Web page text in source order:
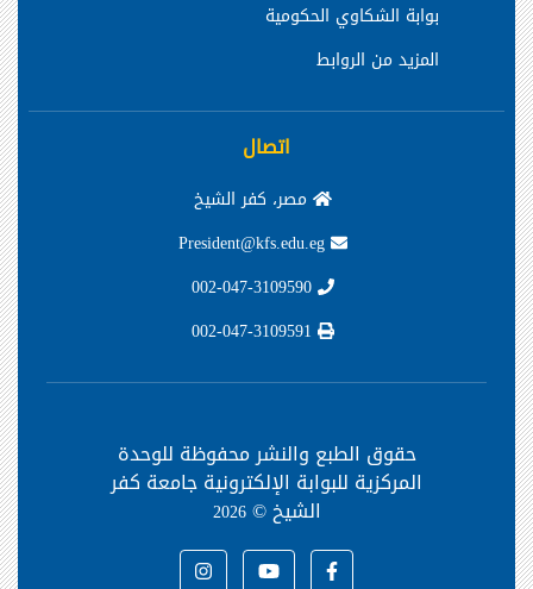
بوابة الشكاوي الحكومية
المزيد من الروابط
اتصال
مصر، كفر الشيخ
حقوق الطبع والنشر محفوظة للوحدة
المركزية للبوابة الإلكترونية جامعة كفر
الشيخ ©2026